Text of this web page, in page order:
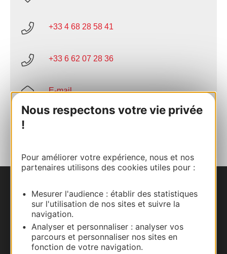
Nous respectons votre vie privée
!
Pour améliorer votre expérience, nous et nos
partenaires utilisons des cookies utiles pour :
Mesurer l'audience : établir des statistiques
sur l'utilisation de nos sites et suivre la
navigation.
Analyser et personnaliser : analyser vos
parcours et personnaliser nos sites en
fonction de votre navigation.
+33 4 68 28 58 41
+33 6 62 07 28 36
E-mail
Nous contacter
Carte interactive
Documentation